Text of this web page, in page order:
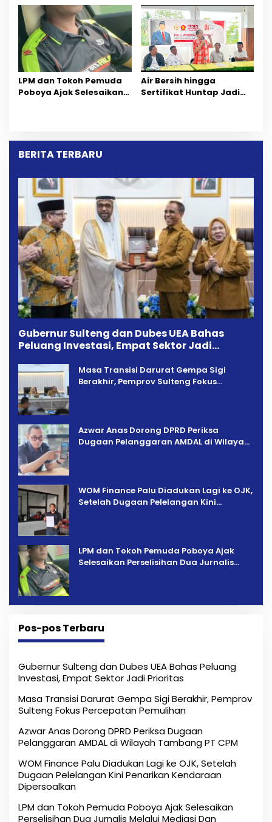
Wilayah Tambang PT
CPM
Pelelangan Kini
Penarikan Kendaraan
Dipersoalkan ‎
LPM dan Tokoh Pemuda
Poboya Ajak Selesaikan
Air Bersih hingga
Sertifikat Huntap Jadi
BERITA TERBARU
Gubernur Sulteng dan Dubes UEA Bahas
Peluang Investasi, Empat Sektor Jadi
Masa Transisi Darurat Gempa Sigi
Berakhir, Pemprov Sulteng Fokus
Azwar Anas Dorong DPRD Periksa
Dugaan Pelanggaran AMDAL di Wilayah
‎WOM Finance Palu Diadukan Lagi ke OJK,
Setelah Dugaan Pelelangan Kini
LPM dan Tokoh Pemuda Poboya Ajak
Selesaikan Perselisihan Dua Jurnalis
Pos-pos Terbaru
Gubernur Sulteng dan Dubes UEA Bahas Peluang
Investasi, Empat Sektor Jadi Prioritas
Masa Transisi Darurat Gempa Sigi Berakhir, Pemprov
Sulteng Fokus Percepatan Pemulihan
Azwar Anas Dorong DPRD Periksa Dugaan
Pelanggaran AMDAL di Wilayah Tambang PT CPM
‎WOM Finance Palu Diadukan Lagi ke OJK, Setelah
Dugaan Pelelangan Kini Penarikan Kendaraan
Dipersoalkan ‎
LPM dan Tokoh Pemuda Poboya Ajak Selesaikan
Perselisihan Dua Jurnalis Melalui Mediasi Dan